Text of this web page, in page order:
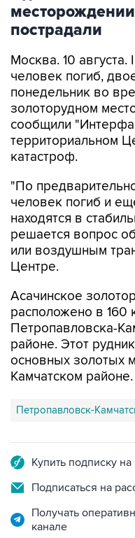
пострадали
Москва. 10 августа.
человек погиб,
понедельник во
золоторудном
сообщили
территориальном
катастроф.
"По
человек погиб и
находятся в
решается вопрос
или воздушным
Центре.
Асачинское
расположено в 160
Петропавловска-
районе. Этот
основных золотых
Камчатском районе.
Петропавловск-
Купить подписку
Подписаться на
Получать
канале